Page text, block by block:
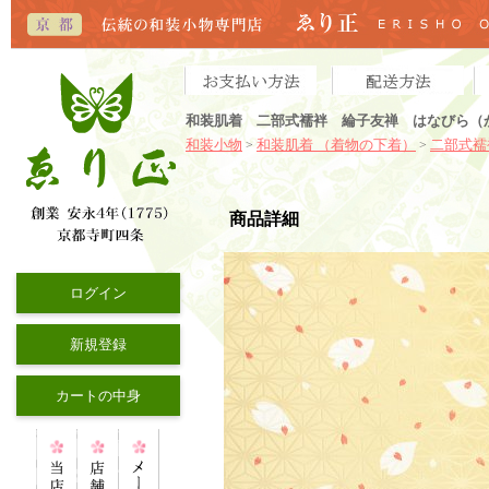
和装肌着 二部式襦袢 綸子友禅 はなびら（
和装小物 > 和装肌着 （着物の下着） > 二部式
ログイン
新規登録
カートの中身
商品詳細